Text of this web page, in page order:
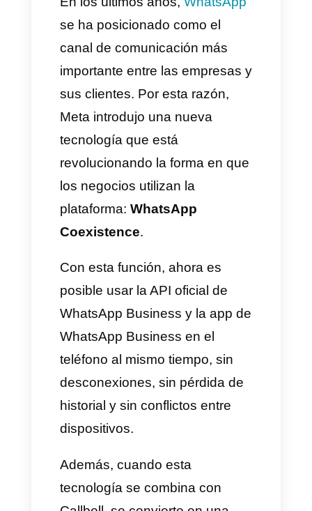
Cómo activar WhatsApp
Coexistence en Callbell
Conclusión
En los últimos años,
se ha posicionado como el
canal de comunicación más
importante entre las empresas y
sus clientes. Por esta razón,
Meta introdujo una nueva
tecnología que está
revolucionando la forma en que
los negocios utilizan la
plataforma:WhatsApp
Coexistence
Con esta función, ahora es
posible usar la API oficial de